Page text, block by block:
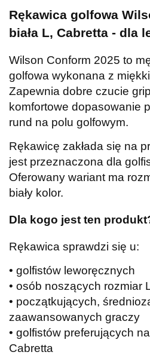
Rękawica golfowa
biała L, Cabretta - dla
Wilson Conform 2025 to
golfowa wykonana z
Zapewnia dobre czucie
komfortowe dopasowanie
rund na polu golfowym.
Rękawicę zakłada się na
jest przeznaczona dla
Oferowany wariant ma
biały kolor.
Dla kogo jest ten
Rękawica sprawdzi się u:
• golfistów leworęcznych
• osób noszących rozmiar
• początkujących,
zaawansowanych graczy
• golfistów preferujących
Cabretta